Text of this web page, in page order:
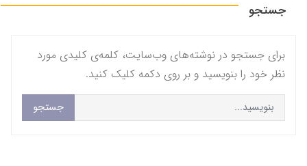
جستجو
برای جستجو در نوشته‌های وب‌سایت، کلمه‌ی کلیدی مورد
نظر خود را بنویسید و بر روی دکمه کلیک کنید.
جستجو